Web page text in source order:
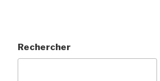
Rechercher